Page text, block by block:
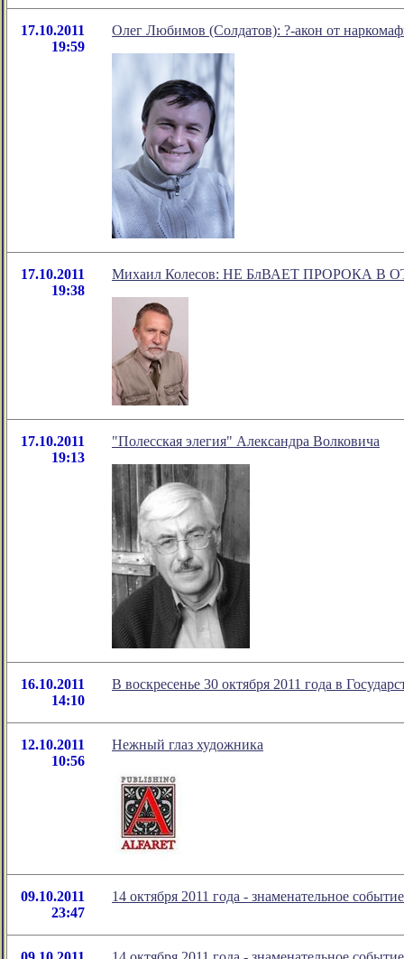
17.10.2011
19:59
Олег Любимов (Солдатов): ?-акон от
17.10.2011
19:38
Михаил Колесов: НЕ БлВАЕТ ПРОРОКА В
17.10.2011
19:13
"Полесская элегия" Александра Волковича
16.10.2011
14:10
В воскресенье 30 октября 2011 года в
12.10.2011
10:56
Нежный глаз художника
09.10.2011
23:47
14 октября 2011 года - знаменательное